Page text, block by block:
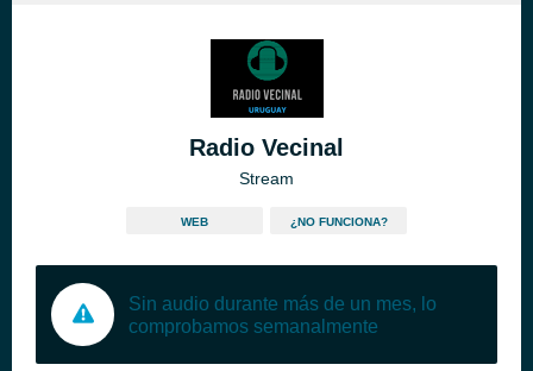
Radio Vecinal
Stream
WEB ¿NO FUNCIONA?
Sin audio durante más de un mes, lo
comprobamos semanalmente